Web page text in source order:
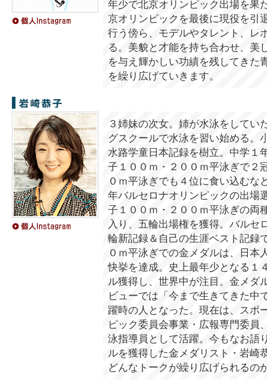
年少で北京オリンピック出場を果
京オリンピックを最後に現役を引
行う傍ら、モデルやタレント、レ
る。美貌と才能を持ち合わせ、美
を与え輝かしい功績を残してきた
を繰り広げていきます。
岩崎恭子
３姉妹の次女。姉が水泳をしてい
グスクールで水泳を習い始める。
水路学童日本記録を樹立。中学１
子１００ｍ・２００ｍ平泳ぎで２
０ｍ平泳ぎでも４位に食い込むな
年バルセロナオリンピックの出場
子１００ｍ・２００ｍ平泳ぎの両
入り、五輪出場権を獲得。バルセ
輪新記録＆自己の生涯ベスト記録
０ｍ平泳ぎでの金メダルは、日本
快挙を達成。史上最年少となる１
ル獲得し、世界中が注目。金メダ
ビューでは「今まで生きてきた中
躍時の人となった。現在は、スポ
ピック委員会事業・広報専門委員
泳指導員として活躍。今もなお語
ルを獲得した金メダリスト・岩崎
どんなトークが繰り広げられるの